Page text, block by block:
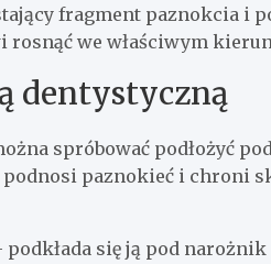
fragment paznokcia i
rosnąć we właściwym
dentystyczną
spróbować podłożyć
podnosi paznokieć i chroni
się ją pod